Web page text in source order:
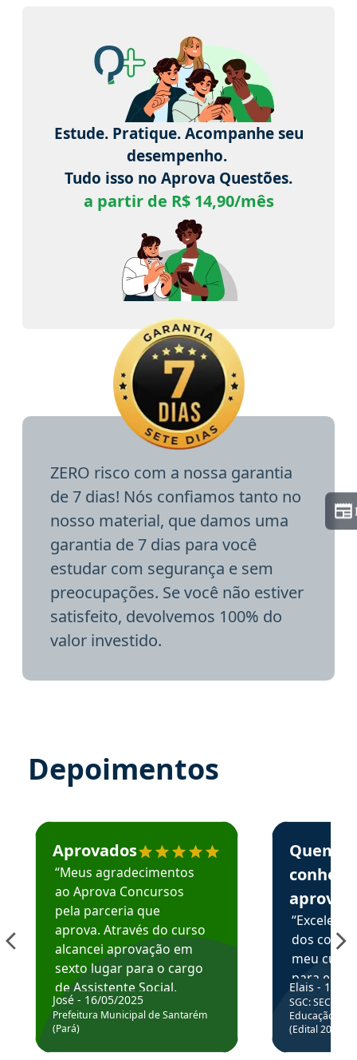
Estude. Pratique. Acompanhe seu
desempenho.
Tudo isso no Aprova Questões.
a partir de R$ 14,90/mês
ZERO risco com a nossa garantia
de 7 dias! Nós confiamos tanto no
nosso material, que damos uma
garantia de 7 dias para você
estudar com segurança e sem
preocupações. Se você não estiver
satisfeito, devolvemos 100% do
valor investido.
Depoimentos
Estudante José recomenda o Aprova Concursos em
Aprovados
“Meus agradecimentos
ao Aprova Concursos
pela parceria que
aprova. Através do curso
alcancei aprovação em
sexto lugar para o cargo
de Assistente Social.
Hoje estou atuando na
Prefeitura de Santarém.
José - 16/05/2025
Prefeitura Municipal de Santarém
(Pará)
Estudante
Quem
aprova
dos
meu
para
colocar
através
de
Elais - 15/
SGC: SEC BA
Educação
(Edital